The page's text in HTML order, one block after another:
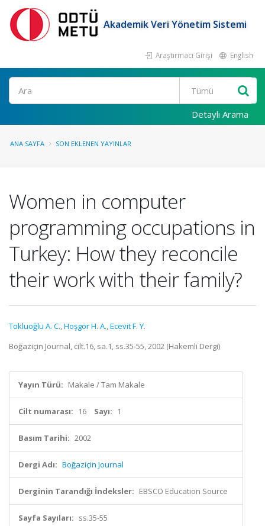
Akademik Veri Yönetim Sistemi
Araştırmacı Girişi English
Ara
Detaylı Arama
ANA SAYFA SON EKLENEN YAYINLAR
Women in computer
programming occupations in
Turkey: How they reconcile
their work with their family?
Tokluoğlu A. C.,Hoşgör H. A.,Ecevit F. Y.
Boğaziçin Journal, cilt.16, sa.1, ss.35-55, 2002 (Hakemli Dergi)
Yayın Türü: Makale / Tam Makale
Cilt numarası: 16 Sayı: 1
Basım Tarihi: 2002
Dergi Adı: Boğaziçin Journal
Derginin Tarandığı İndeksler: EBSCO Education Source
Sayfa Sayıları: ss.35-55